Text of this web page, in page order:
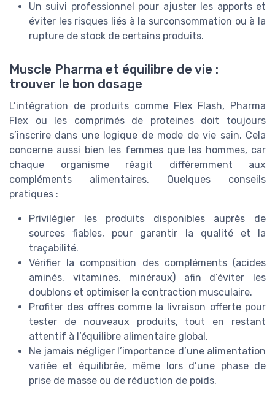
Un suivi professionnel pour ajuster les apports et
éviter les risques liés à la surconsommation ou à la
rupture de stock de certains produits.
Muscle Pharma et équilibre de vie :
trouver le bon dosage
L’intégration de produits comme Flex Flash, Pharma
Flex ou les comprimés de proteines doit toujours
s’inscrire dans une logique de mode de vie sain. Cela
concerne aussi bien les femmes que les hommes, car
chaque organisme réagit différemment aux
compléments alimentaires. Quelques conseils
pratiques :
Privilégier les produits disponibles auprès de
sources fiables, pour garantir la qualité et la
traçabilité.
Vérifier la composition des compléments (acides
aminés, vitamines, minéraux) afin d’éviter les
doublons et optimiser la contraction musculaire.
Profiter des offres comme la livraison offerte pour
tester de nouveaux produits, tout en restant
attentif à l’équilibre alimentaire global.
Ne jamais négliger l’importance d’une alimentation
variée et équilibrée, même lors d’une phase de
prise de masse ou de réduction de poids.